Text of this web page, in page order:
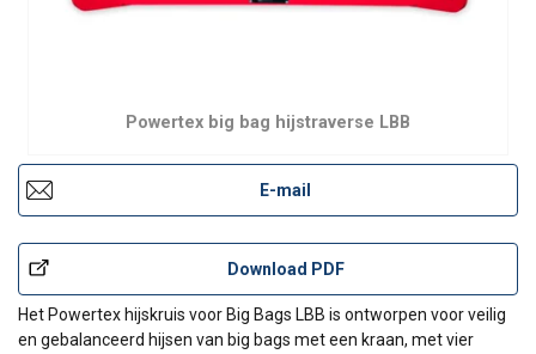
Powertex big bag hijstraverse LBB
E-mail
Download PDF
Het Powertex hijskruis voor Big Bags LBB is ontworpen voor veilig
en gebalanceerd hijsen van big bags met een kraan, met vier